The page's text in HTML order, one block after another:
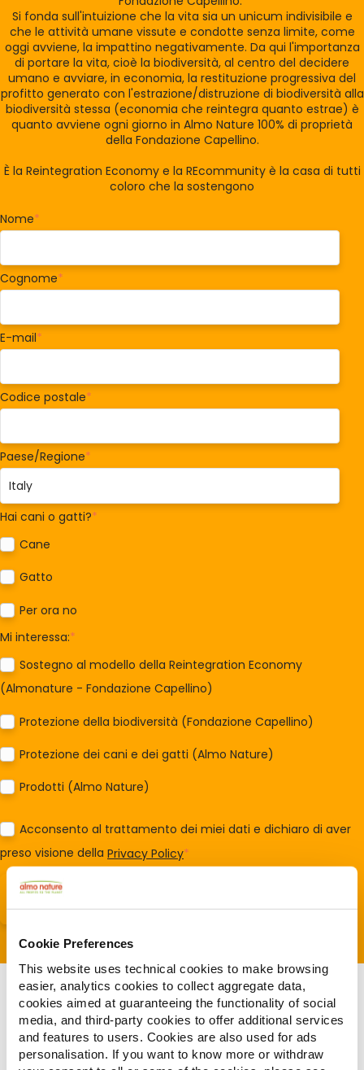
Cookie Preferences
This website uses technical cookies to make browsing
easier, analytics cookies to collect aggregate data,
cookies aimed at guaranteeing the functionality of social
media, and third-party cookies to offer additional services
and features to users. Cookies are also used for ads
personalisation. If you want to know more or withdraw
Si fonda sull'intuizione che la vita sia un unicum indivisibile e
che le attività umane vissute e condotte senza limite, come
oggi avviene, la impattino negativamente. Da qui l'importanza
di portare la vita, cioè la biodiversità, al centro del decidere
umano e avviare, in economia, la restituzione progressiva del
profitto generato con l'estrazione/distruzione di biodiversità alla
biodiversità stessa (economia che reintegra quanto estrae) è
quanto avviene ogni giorno in Almo Nature 100% di proprietà
della Fondazione Capellino.
È la Reintegration Economy e la REcommunity è la casa di tutti
coloro che la sostengono
Nome*
Cognome*
E-mail*
Codice postale*
Paese/Regione*
Hai cani o gatti?*
Cane
Gatto
Per ora no
Mi interessa:*
Sostegno al modello della Reintegration Economy
(Almonature - Fondazione Capellino)
Protezione della biodiversità (Fondazione Capellino)
Protezione dei cani e dei gatti (Almo Nature)
Prodotti (Almo Nature)
Acconsento al trattamento dei miei dati e dichiaro di aver
preso visione della Privacy Policy*
Articles liés